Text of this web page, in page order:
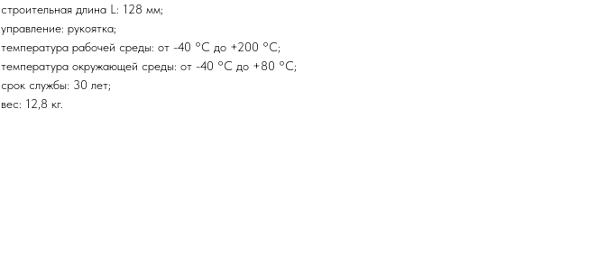
строительная длина L: 128 мм;
управление: рукоятка;
температура рабочей среды: от -40 °C до +200 °C;
температура окружающей среды: от -40 °C до +80 °C;
срок службы: 30 лет;
вес: 12,8 кг.